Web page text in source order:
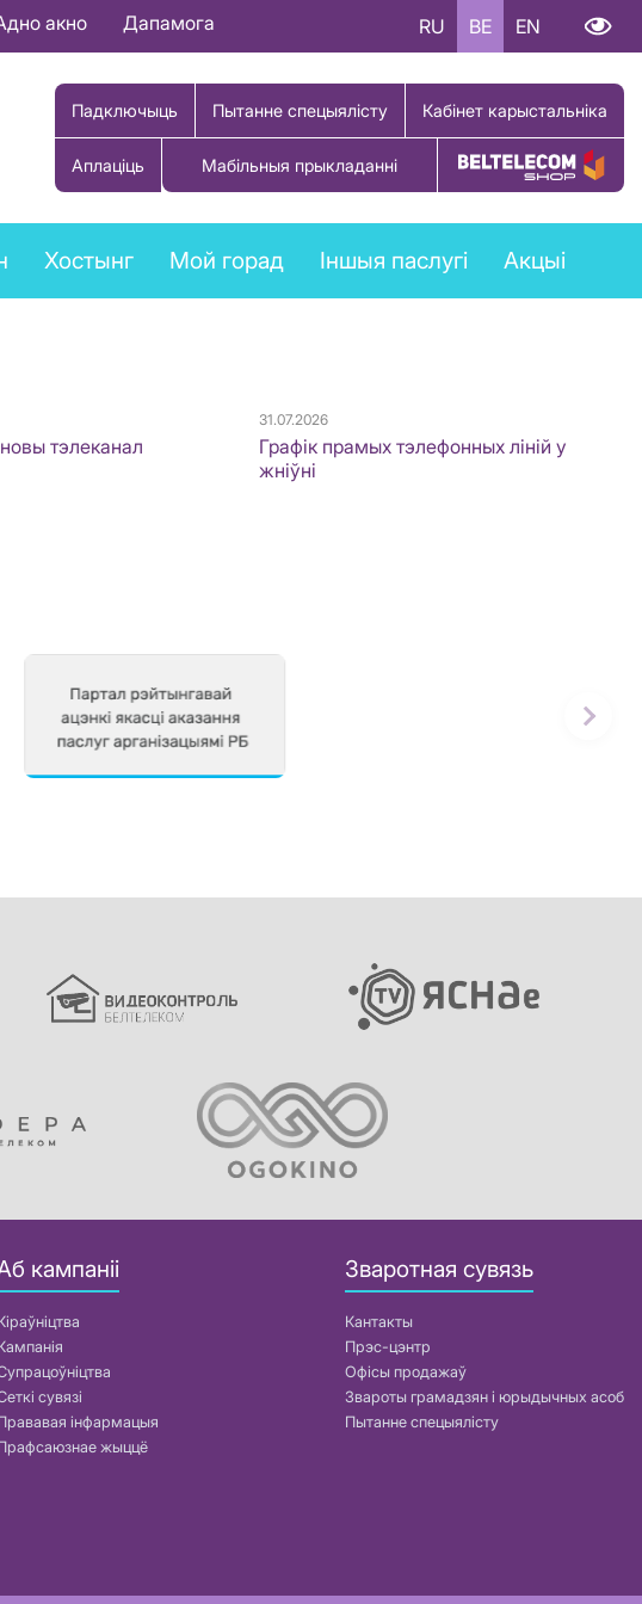
акно Дапамога RU BE EN
Падключыць Пытанне спецыялісту Кабінет карыстальніка
Аплаціць Мабільныя прыкладанні Купіць тавар
Хостынг Мой горад Іншыя паслугі Акцыі
тэлеканал
31.07.2026
Графік прамых тэлефонных ліній у
жніўні
кампаніі
сувязі
інфармацыя
жыццё
Зваротная сувязь
Кантакты
Прэс-цэнтр
Офісы продажаў
Звароты грамадзян і юрыдычных асоб
Пытанне спецыялісту